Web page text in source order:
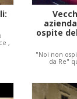
,
ospite
"Noi non
da Re"